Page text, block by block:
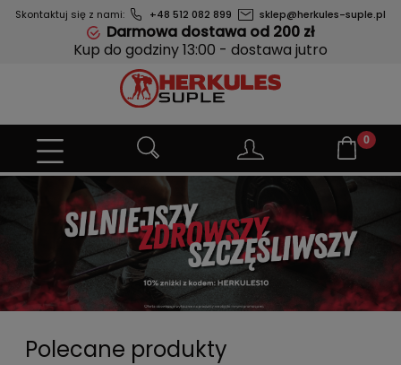
Skontaktuj się z nami: +48 512 082 899 sklep@herkules-suple.pl
Darmowa dostawa od 200 zł
Kup do godziny 13:00 - dostawa jutro
Polecane produkty